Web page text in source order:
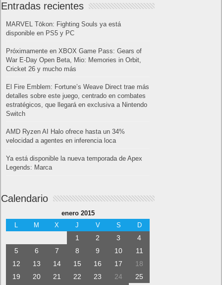
Entradas recientes
MARVEL Tōkon: Fighting Souls ya está
disponible en PS5 y PC
Próximamente en XBOX Game Pass: Gears of
War E-Day Open Beta, Mio: Memories in Orbit,
Cricket 26 y mucho más
El Fire Emblem: Fortune’s Weave Direct trae más
detalles sobre este juego, centrado en combates
estratégicos, que llegará en exclusiva a Nintendo
Switch
AMD Ryzen AI Halo ofrece hasta un 34%
velocidad a agentes en inferencia loca
Ya está disponible la nueva temporada de Apex
Legends: Marca
Calendario
enero 2015
L
M X J V S D
1 2 3
4
5
6 7 8 9 10
11
12
13 14 15 16 17
18
19
20 21 22 23 24
25